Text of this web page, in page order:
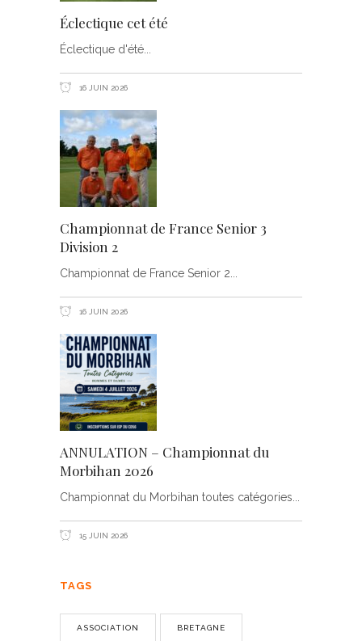
Éclectique cet été
Éclectique d'été
16 JUIN 2026
Championnat de France Senior 3
Division 2
Championnat de France Senior 2
16 JUIN 2026
ANNULATION – Championnat du
Morbihan 2026
Championnat du Morbihan toutes catégories
15 JUIN 2026
TAGS
ASSOCIATION BRETAGNE